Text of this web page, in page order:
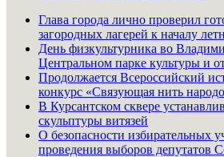
Глава города лично проверил
загородных лагерей к началу
День физкультурника во
Центральном парке культуры и
Продолжается Всероссийский
конкурс «Связующая нить
В Курсантском сквере
скульптуры витязей
О безопасности избирательных
проведения выборов депутатов